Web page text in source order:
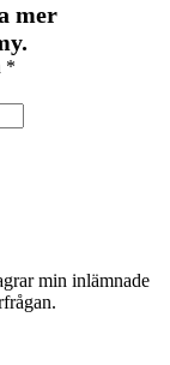
mer
*
min inlämnade